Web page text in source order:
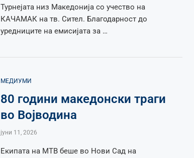
Турнејата низ Македонија со учество на
КАЧАМАК на тв. Сител. Благодарност до
уредниците на емисијата за …
МЕДИУМИ
80 години македонски траги
во Војводина
јуни 11, 2026
Екипата на МТВ беше во Нови Сад на